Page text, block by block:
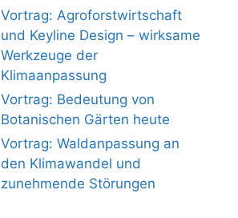
Vortrag: Agroforstwirtschaft
und Keyline Design – wirksame
Werkzeuge der
Klimaanpassung
Vortrag: Bedeutung von
Botanischen Gärten heute
Vortrag: Waldanpassung an
den Klimawandel und
zunehmende Störungen